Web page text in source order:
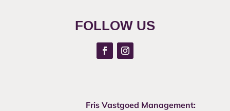
FOLLOW US
Fris Vastgoed Management: